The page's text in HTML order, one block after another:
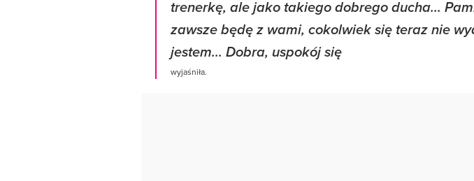
trenerkę, ale jako takiego dobrego ducha...
zawsze będę z wami, cokolwiek się teraz nie
jestem... Dobra, uspokój się
wyjaśniła.